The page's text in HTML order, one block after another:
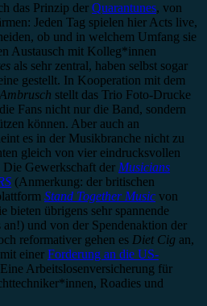
das Prinzip der Quarantunes, von
Jeden Tag spielen hier Acts live,
ob und in welchem Umfang sie
Austausch mit Kolleg*innen
als sehr zentral, haben selbst sogar
gestellt. In Kooperation mit dem
stellt das Trio Foto-Drucke
Fans nicht nur die Band, sondern
können. Aber auch an
es in der Musikbranche nicht zu
gleich von vier eindrucksvollen
Gewerkschaft der Musicians
(Anmerkung: der britischen
Stand Together Music von
bieten übrigens sehr spannende
und von der Spendenaktion der
reformativer gehen es Diet Cig an,
einer Forderung an die US-
Arbeitslosenversicherung für
Roadies und